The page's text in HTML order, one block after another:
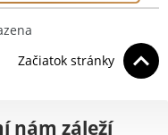
Začiatok stránky
nám záleží